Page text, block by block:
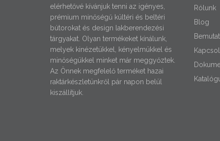
elérhetővé kívánjuk tenni az igényes,
prémium minőségű kültéri és beltéri
bútorokat és design lakberendezési
tárgyakat. Olyan termékeket kínálunk,
melyek kinézetükkel, kényelmükkel és
minőségükkel minket már meggyőztek.
Az Önnek megfelelő terméket hazai
raktárkészletünkről pár napon belül
kiszállítjuk.
Rólunk
Blog